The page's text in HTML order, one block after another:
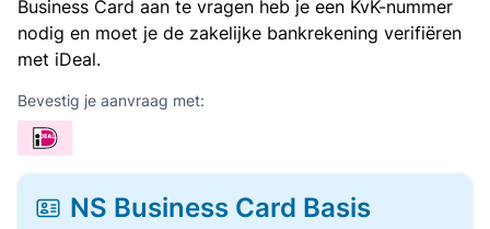
Business Card aan te vragen heb je een KvK-nummer
nodig en moet je de zakelijke bankrekening verifiëren
met iDeal.
Bevestig je aanvraag met:
NS Business Card Basis